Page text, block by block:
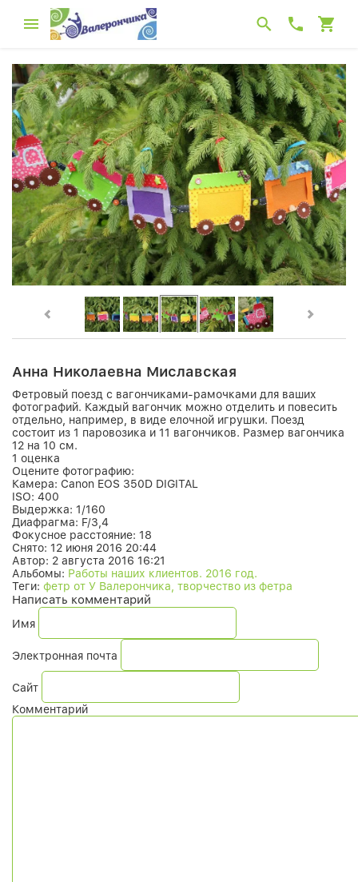
Анна Николаевна Миславская
Фетровый поезд с вагончиками-рамочками для ваших
фотографий. Каждый вагончик можно отделить и повесить
отдельно, например, в виде елочной игрушки. Поезд
состоит из 1 паровозика и 11 вагончиков. Размер вагончика
12 на 10 см.
1 оценка
Оцените фотографию:
Камера: Canon EOS 350D DIGITAL
ISO: 400
Выдержка: 1/160
Диафрагма: F/3,4
Фокусное расстояние: 18
Снято: 12 июня 2016 20:44
Автор: 2 августа 2016 16:21
Альбомы: Работы наших клиентов. 2016 год.
Теги: фетр от У Валерончика, творчество из фетра
Написать комментарий
Имя
Электронная почта
Сайт
Комментарий